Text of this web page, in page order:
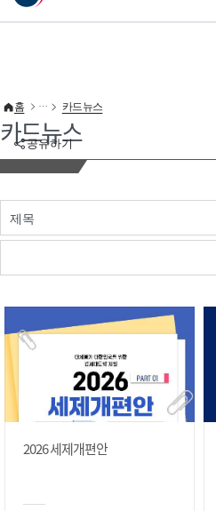
이 누리집은 대한민국 공식 전자정부 누리집입니다.
공유하기
홈 카드뉴스
카드뉴스
제목
2026 세제개편안